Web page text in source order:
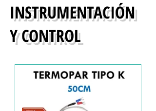
INSTRUMENTACIÓN
Y CONTROL